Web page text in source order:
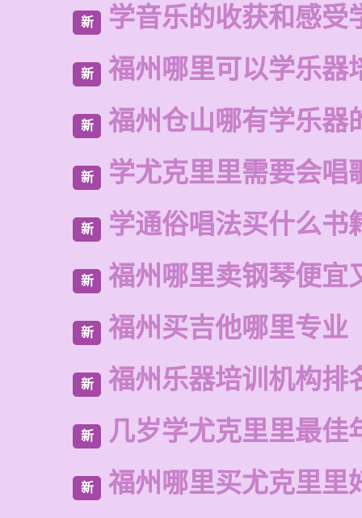
新 学音乐的收获和感受
新 福州哪里可以学乐器
新 福州仓山哪有学乐器
新 学尤克里里需要会唱
新 学通俗唱法买什么书
新 福州哪里卖钢琴便宜
新 福州买吉他哪里专业
新 福州乐器培训机构排
新 几岁学尤克里里最佳
新 福州哪里买尤克里里